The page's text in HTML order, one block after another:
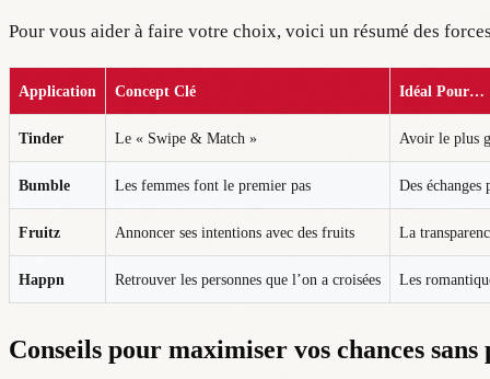
Pour vous aider à faire votre choix, voici un résumé des
Application Concept Clé Idéal Pour…
Tinder Le « Swipe & Match » Avoir le plus
Bumble Les femmes font le premier pas Des échanges
Fruitz Annoncer ses intentions avec des fruits La
Happn Retrouver les personnes que l’on a croisées Les
Conseils pour maximiser vos chances sans